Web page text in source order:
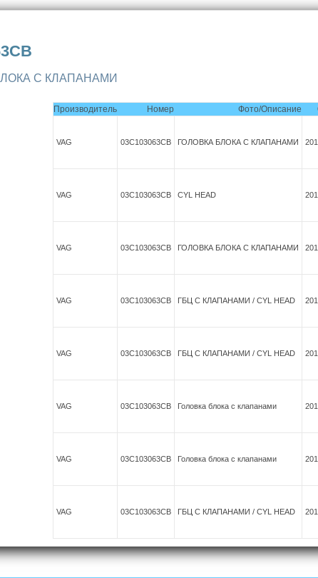
С КЛАПАНАМИ
Производитель Номер Фото/Описание
VAG 03C103063CB ГОЛОВКА БЛОКА С КЛАПАНАМИ
VAG 03C103063CB CYL HEAD
VAG 03C103063CB ГОЛОВКА БЛОКА С КЛАПАНАМИ
VAG 03C103063CB ГБЦ С КЛАПАНАМИ / CYL HEAD
VAG 03C103063CB ГБЦ С КЛАПАНАМИ / CYL HEAD
VAG 03C103063CB Головка блока с клапанами
VAG 03C103063CB Головка блока с клапанами
VAG 03C103063CB ГБЦ С КЛАПАНАМИ / CYL HEAD